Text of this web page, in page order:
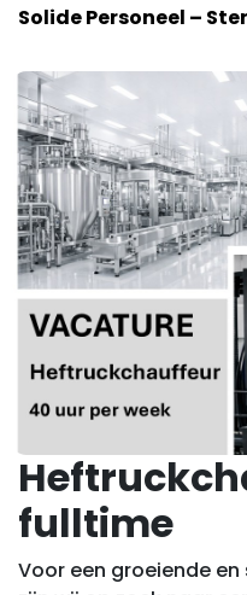
fulltime
Voor een groeiende
Solide Personeel –